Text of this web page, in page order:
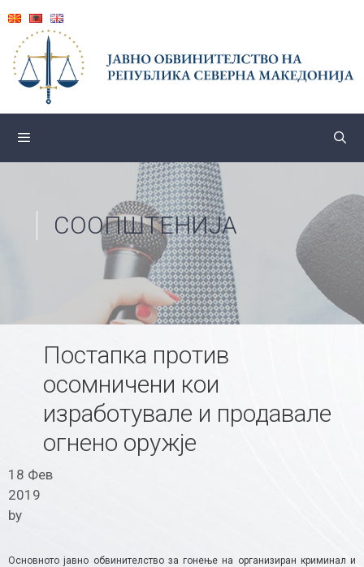
content
СООПШТЕНИЈА
Постапка против
осомничени кои
изработувале и продавале
огнено оружје
18 Фев
2019
by
Основното јавно обвинителство за гонење на организиран криминал и